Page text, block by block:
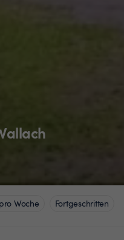
Woche Fortgeschritten